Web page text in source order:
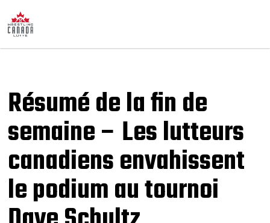
Résumé de la fin de
semaine – Les lutteurs
canadiens envahissent
le podium au tournoi